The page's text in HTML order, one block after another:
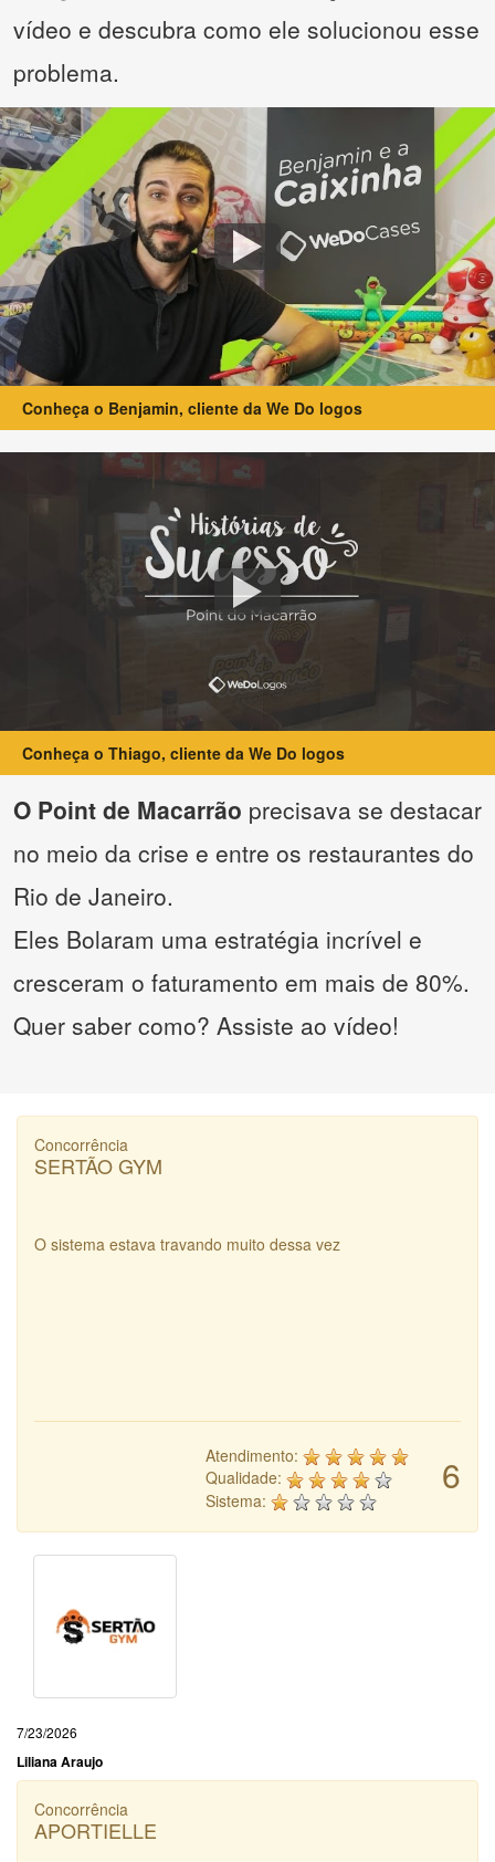
vídeo e descubra como ele solucionou esse
problema.
Conheça o Benjamin, cliente da We Do logos
Conheça o Thiago, cliente da We Do logos
O Point de Macarrão precisava se destacar
no meio da crise e entre os restaurantes do
Rio de Janeiro.
Eles Bolaram uma estratégia incrível e
cresceram o faturamento em mais de 80%.
Quer saber como? Assiste ao vídeo!
Concorrência
SERTÃO GYM
O sistema estava travando muito dessa vez
6
Atendimento:
Qualidade:
Sistema:
7/23/2026
Liliana Araujo
Concorrência
APORTIELLE